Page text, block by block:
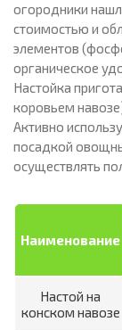
огородники
стоимостью и
элементов
органическое
Настойка
коровьем
Активно
посадкой
осуществлять
Наименование
Настой на
конском навозе